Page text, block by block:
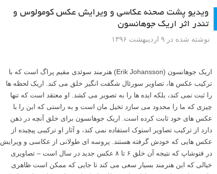
ویدیو پشت صحنه عکاسی و ویرایش عکس کومولوس و
تندر اثر اریک جوهانسون
نوشته شده در ۹ اردیبهشت ۱۳۹۶